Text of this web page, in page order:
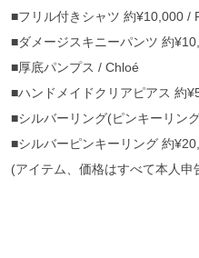
■フリル付きシャツ 約¥10,000 /
■ダメージスキニーパンツ 約
■厚底パンプス / Chloé
■ハンドメイドクリアピアス 約
■シルバーリング(ピンキーリン
■シルバーピンキーリング 約
(アイテム、価格はすべて本人申